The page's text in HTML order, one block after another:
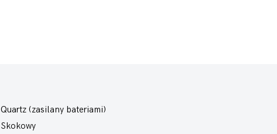
Quartz (zasilany bateriami)
Skokowy